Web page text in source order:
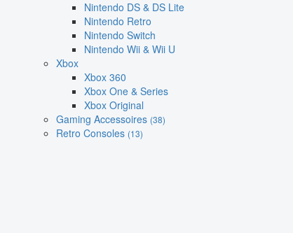
Nintendo DS & DS Lite
Nintendo Retro
Nintendo Switch
Nintendo Wii & Wii U
Xbox
Xbox 360
Xbox One & Series
Xbox Original
Gaming Accessoires (38)
Retro Consoles (13)